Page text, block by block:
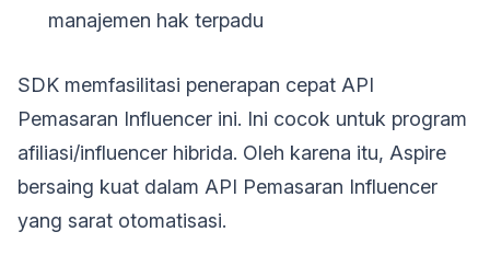
manajemen hak terpadu
SDK memfasilitasi penerapan cepat API
Pemasaran Influencer ini. Ini cocok untuk program
afiliasi/influencer hibrida. Oleh karena itu, Aspire
bersaing kuat dalam API Pemasaran Influencer
yang sarat otomatisasi.